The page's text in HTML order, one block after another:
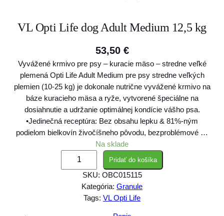
VL Opti Life dog Adult Medium 12,5 kg
53,50 €
Vyvážené krmivo pre psy – kuracie mäso – stredne veľké
plemená Opti Life Adult Medium pre psy stredne veľkých
plemien (10-25 kg) je dokonale nutrične vyvážené krmivo na
báze kuracieho mäsa a ryže, vytvorené špeciálne na
dosiahnutie a udržanie optimálnej kondície vášho psa.
•Jedinečná receptúra: Bez obsahu lepku & 81%-ným
podielom bielkovín živočíšneho pôvodu, bezproblémové …
Na sklade
Pridať do košíka
SKU: OBC015115
Kategória: Granule
Tags: VL Opti Life